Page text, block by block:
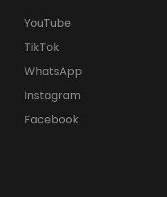
YouTube
TikTok
WhatsApp
Instagram
Facebook